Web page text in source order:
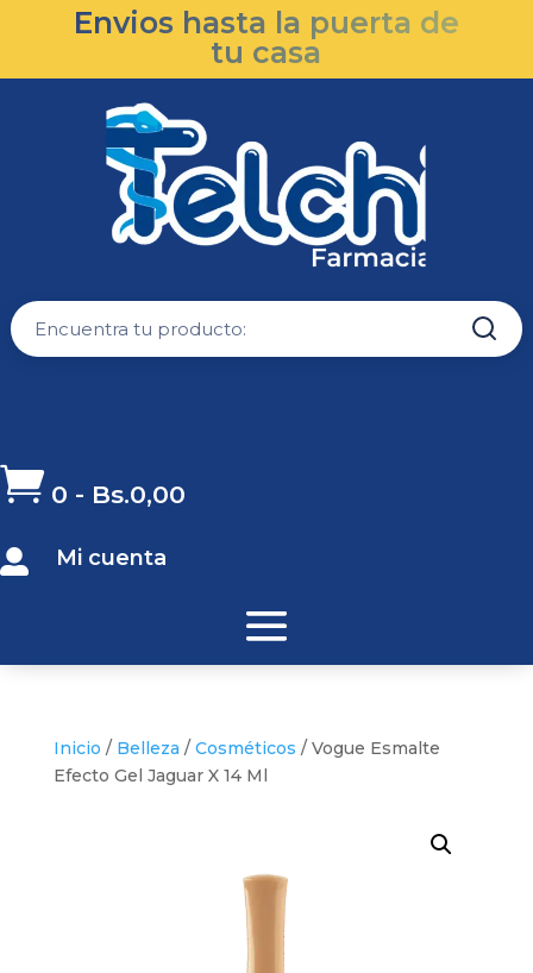
Envios hasta la puerta de
tu casa
 0 - Bs.0,00
 Mi cuenta
Inicio / Belleza / Cosméticos / Vogue Esmalte
Efecto Gel Jaguar X 14 Ml